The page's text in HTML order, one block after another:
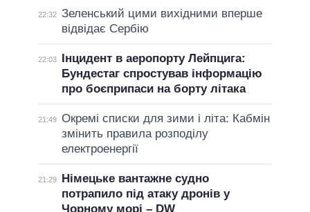
22:32 Зеленський цими вихідними вперше
відвідає Сербію
22:03
Інцидент в аеропорту Лейпцига:
Бундестаг спростував інформацію
про боєприпаси на борту літака
21:49 Окремі списки для зими і літа: Кабмін
змінить правила розподілу
електроенергії
21:29
Німецьке вантажне судно
потрапило під атаку дронів у
Чорному морі – DW